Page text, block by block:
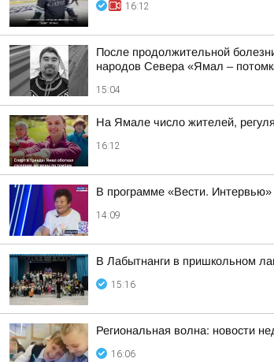
16:12
После продолжительной
народов Севера «Ямал –
15:04
На Ямале число жителей,
16:12
В программе «Вести.
14:09
В Лабытнанги в пришкольном
15:16
Региональная волна: новости
16:06